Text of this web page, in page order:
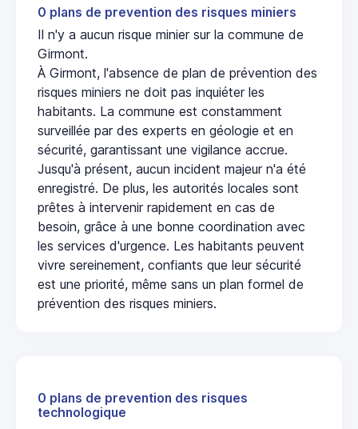
0 plans de prevention des risques miniers
Il n'y a aucun risque minier sur la commune de
Girmont.
À Girmont, l'absence de plan de prévention des
risques miniers ne doit pas inquiéter les
habitants. La commune est constamment
surveillée par des experts en géologie et en
sécurité, garantissant une vigilance accrue.
Jusqu'à présent, aucun incident majeur n'a été
enregistré. De plus, les autorités locales sont
prêtes à intervenir rapidement en cas de
besoin, grâce à une bonne coordination avec
les services d'urgence. Les habitants peuvent
vivre sereinement, confiants que leur sécurité
est une priorité, même sans un plan formel de
prévention des risques miniers.
0 plans de prevention des risques
technologique